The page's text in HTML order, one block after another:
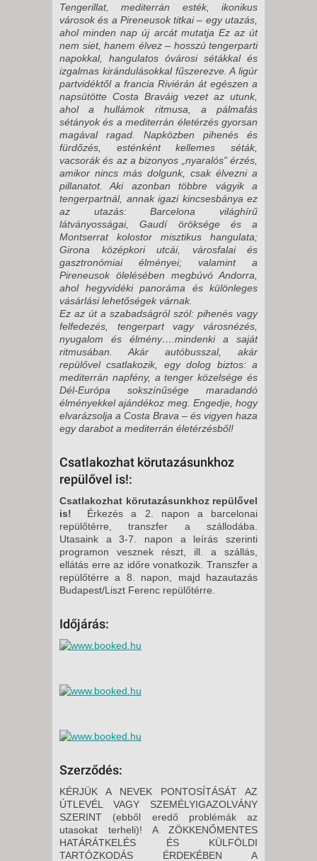
Tengerillat, mediterrán esték, ikonikus
városok és a Pireneusok titkai – egy utazás,
ahol minden nap új arcát mutatja Ez az út
nem siet, hanem élvez – hosszú tengerparti
napokkal, hangulatos óvárosi sétákkal és
izgalmas kirándulásokkal fűszerezve. A ligúr
partvidéktől a francia Riviérán át egészen a
napsütötte Costa Braváig vezet az utunk,
ahol a hullámok ritmusa, a pálmafás
sétányok és a mediterrán életérzés gyorsan
magával ragad. Napközben pihenés és
fürdőzés, esténként kellemes séták,
vacsorák és az a bizonyos „nyaralós” érzés,
amikor nincs más dolgunk, csak élvezni a
pillanatot. Aki azonban többre vágyik a
tengerpartnál, annak igazi kincsesbánya ez
az utazás: Barcelona világhírű
látványosságai, Gaudí öröksége és a
Montserrat kolostor misztikus hangulata;
Girona középkori utcái, városfalai és
gasztronómiai élményei; valamint a
Pireneusok ölelésében megbúvó Andorra,
ahol hegyvidéki panoráma és különleges
vásárlási lehetőségek várnak.
Ez az út a szabadságról szól: pihenés vagy
felfedezés, tengerpart vagy városnézés,
nyugalom és élmény….mindenki a saját
ritmusában. Akár autóbusszal, akár
repülővel csatlakozik, egy dolog biztos: a
mediterrán napfény, a tenger közelsége és
Dél-Európa sokszínűsége maradandó
élményekkel ajándékoz meg. Engedje, hogy
elvarázsolja a Costa Brava – és vigyen haza
egy darabot a mediterrán életérzésből!
Csatlakozhat körutazásunkhoz
repülővel is!:
Csatlakozhat körutazásunkhoz repülővel
is! Érkezés a 2. napon a barcelonai
repülőtérre, transzfer a szállodába.
Utasaink a 3-7. napon a leírás szerinti
programon vesznek részt, ill. a szállás,
ellátás erre az időre vonatkozik. Transzfer a
repülőtérre a 8. napon, majd hazautazás
Budapest/Liszt Ferenc repülőtérre.
Időjárás:
Szerződés:
KÉRJÜK A NEVEK PONTOSÍTÁSÁT AZ
ÚTLEVÉL VAGY SZEMÉLYIGAZOLVÁNY
SZERINT (ebből eredő problémák az
utasokat terheli)! A ZÖKKENŐMENTES
HATÁRÁTKELÉS ÉS KÜLFÖLDI
TARTÓZKODÁS ÉRDEKÉBEN A